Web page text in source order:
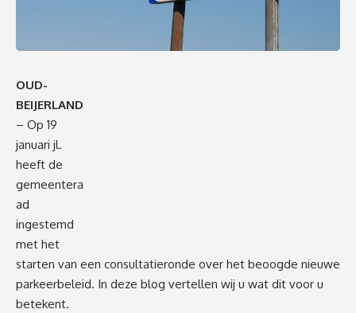
OUD-
BEIJERLAND
– Op 19
januari jl.
heeft de
gemeentera
ad
ingestemd
met het
starten van een consultatieronde over het beoogde nieuwe
parkeerbeleid. In deze blog vertellen wij u wat dit voor u
betekent.